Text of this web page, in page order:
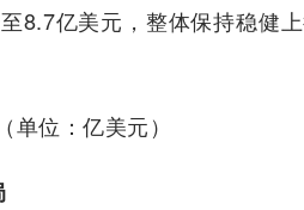
8.7亿美元，整体保持稳健
位：亿美元）